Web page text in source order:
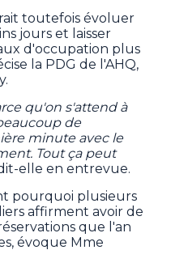
toutefois évoluer
jours et laisser
d'occupation plus
la PDG de l'AHQ,
qu'on s'attend à
de
minute avec le
Tout ça peut
elle en entrevue.
pourquoi plusieurs
affirment avoir de
que l'an
évoque Mme